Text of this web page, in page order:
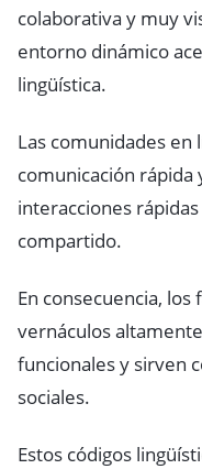
colaborativa y muy
entorno dinámico
lingüística.
Las comunidades
comunicación rápida
interacciones
compartido.
En consecuencia,
vernáculos
funcionales y sirven
sociales.
Estos códigos